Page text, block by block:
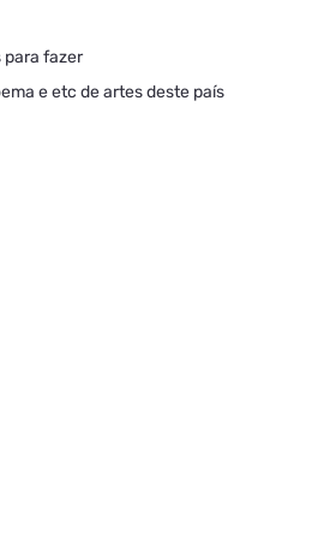
para fazer
e etc de artes deste país